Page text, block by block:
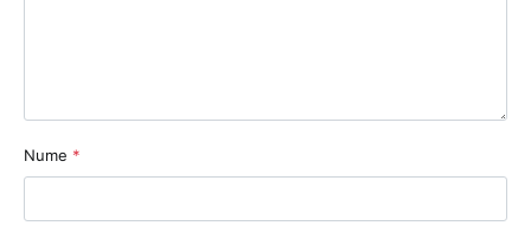
Nume *